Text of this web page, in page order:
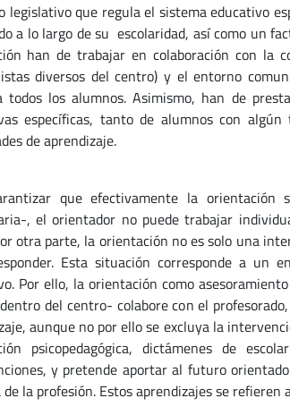
legislativo que regula el sistema educativo
a lo largo de su escolaridad, así como un
han de trabajar en colaboración con la
diversos del centro) y el entorno
todos los alumnos. Asimismo, han de
específicas, tanto de alumnos con
de aprendizaje.
que efectivamente la
, el orientador no puede trabajar
otra parte, la orientación no es solo una
Esta situación corresponde a un
Por ello, la orientación como
del centro- colabore con el
aunque no por ello se excluya la
psicopedagógica, dictámenes de
y pretende aportar al futuro
la profesión. Estos aprendizajes se refieren